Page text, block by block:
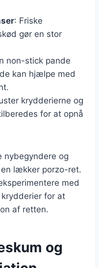
: Friske
gør en stor
non-stick pande
kan hjælpe med
krydderierne og
for at opnå
nybegyndere og
lækker porzo-ret.
med
for at
af retten.
og